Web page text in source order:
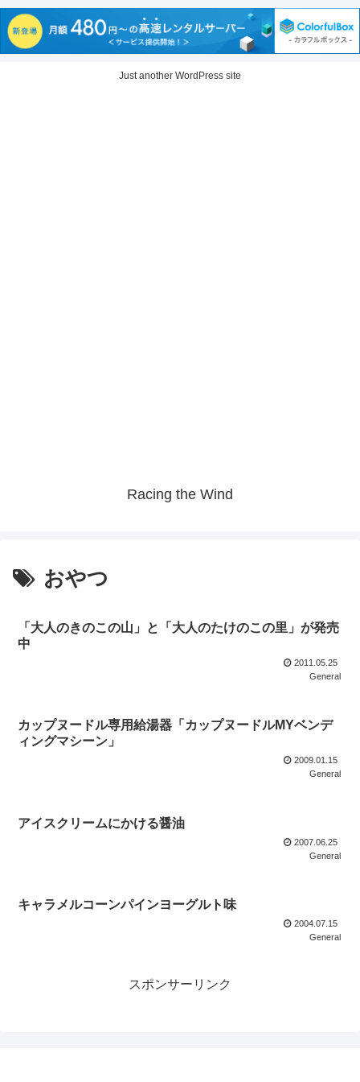
Just another WordPress site
Racing the Wind
おやつ
「大人のきのこの山」と「大人のたけのこの里」が発売
中
2011.05.25
General
カップヌードル専用給湯器「カップヌードルMYベンデ
ィングマシーン」
2009.01.15
General
アイスクリームにかける醤油
2007.06.25
General
キャラメルコーンパインヨーグルト味
2004.07.15
General
スポンサーリンク